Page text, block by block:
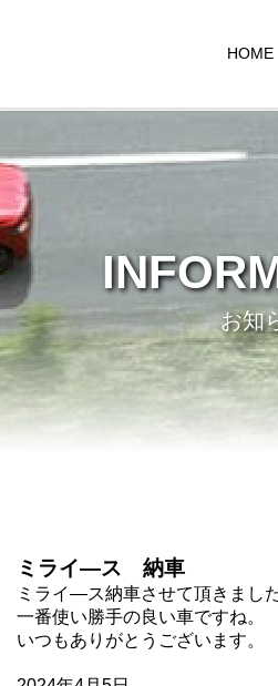
HOME
お知
ミライ―ス 納車
ミライ―ス納車させて頂きました
一番使い勝手の良い車ですね。
いつもありがとうございます。